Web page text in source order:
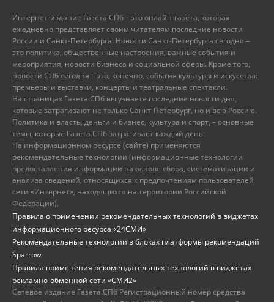
Интернет-издание Газета.СПб – это онлайн-газета, которая
ежедневно представляет своим читателям последние новости
России и Санкт-Петербурга. Новости Санкт-Петербурга сегодня –
это политика, общественные настроения, важные события и
мероприятия, новости бизнеса и социальной сферы. Кроме того,
новости СПб сегодня – это, конечно, события культуры и искусства:
премьеры и выставки, концерты и театральные спектакли.
На страницах Газета.СПб вы узнаете последние новости дня,
которые затрагивают не только Санкт-Петербург, но и всю Россию.
Политика и власть, деньги и бизнес, культура и спорт, – основные
темы, которые Газета.СПб затрагивает каждый день!
На информационном ресурсе (сайте) применяются
рекомендательные технологии (информационные технологии
предоставления информации на основе сбора, систематизации и
анализа сведений, относящихся к предпочтениям пользователей
сети «Интернет», находящихся на территории Российской
Федерации).
Правила о применении рекомендательных технологий в виджетах
информационного ресурса «24СМИ»
Рекомендательные технологии в блоках платформы рекомендаций
Sparrow
Правила применения рекомендательных технологий в виджетах
рекламно-обменной сети «СМИ2»
Сетевое издание Газета.СПб Регистрационный номер средства